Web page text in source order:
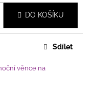
DO KOŠÍKU
věnce na
Sdílet